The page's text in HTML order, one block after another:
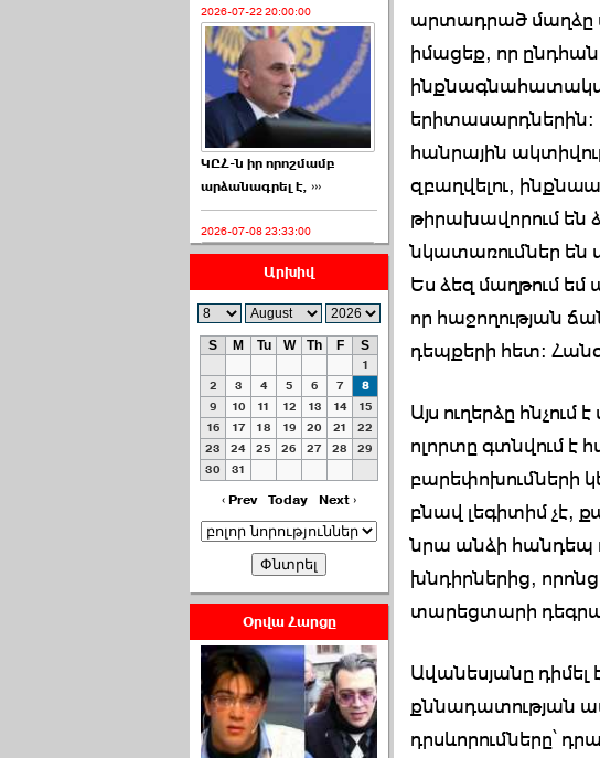
2026-07-22 20:00:00
ԿԸՀ-ն իր որոշմամբ
արձանագրել է, ›››
2026-07-08 23:33:00
ՀԱՅԱՊԱՀՊԱՆՈՒԹԻՒՆ՝
ՀԱՒԱՏՔԻ ԵՒ
ԿՐԹՈՒԹԵԱՆ
ՃԱՆԱՊԱՐՀՈՎ ›››
2026-07-06 06:50:00
Ամենաշատը էսօրվանից
էի վախենում.Նիկոլայ
Եղիազարյան ›››
2026-07-05 23:19:00
Արխիվ
S M Tu W Th F S
1
2
3 4 5 6 7
8
9
10 11 12 13 14
15
16
17 18 19 20 21
22
23
24 25 26 27 28
29
30
31
‹ Prev Today Next ›
Օրվա Հարցը
արտադրած մաղձը
իմացեք, որ
երիտասարդներին:
հանրային
զբաղվելու,
թիրախավորում են
նկատառումներ են
Ես ձեզ մաղթում եմ
որ հաջողության
դեպքերի հետ:
Այս ուղերձը
ոլորտը գտնվում
բարեփոխումների
բնավ լեգիտիմ չէ,
նրա անձի հանդեպ
խնդիրներից,
տարեցտարի
Ավանեսյանը դիմել
քննադատության
դրսևորումները՝